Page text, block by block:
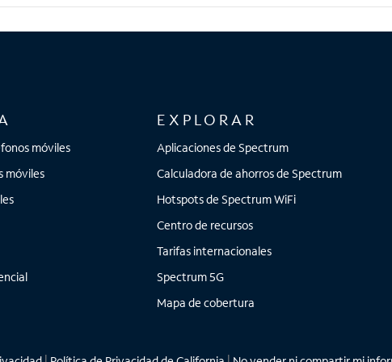
móviles
móviles
EXPLORAR
Aplicaciones de Spectrum
Calculadora de ahorros de Spectrum
Hotspots de Spectrum WiFi
Centro de recursos
Tarifas internacionales
Spectrum 5G
Mapa de cobertura